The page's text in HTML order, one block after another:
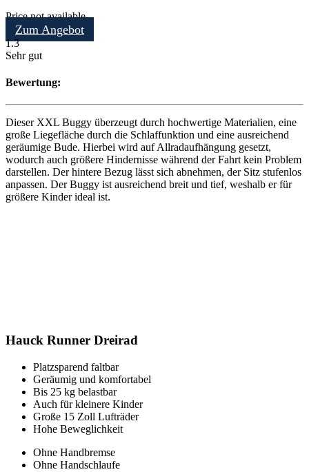
Price not available
Zum Angebot
1.3
Sehr gut
Bewertung:
Dieser XXL Buggy überzeugt durch hochwertige Materialien, eine
große Liegefläche durch die Schlaffunktion und eine ausreichend
geräumige Bude. Hierbei wird auf Allradaufhängung gesetzt,
wodurch auch größere Hindernisse während der Fahrt kein Problem
darstellen. Der hintere Bezug lässt sich abnehmen, der Sitz stufenlos
anpassen. Der Buggy ist ausreichend breit und tief, weshalb er für
größere Kinder ideal ist.
Hauck Runner Dreirad
Platzsparend faltbar
Geräumig und komfortabel
Bis 25 kg belastbar
Auch für kleinere Kinder
Große 15 Zoll Lufträder
Hohe Beweglichkeit
Ohne Handbremse
Ohne Handschlaufe